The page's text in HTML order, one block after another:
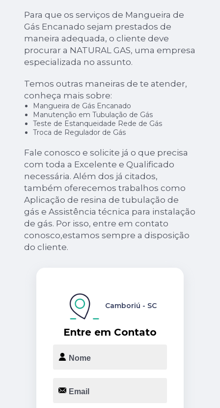
Para que os serviços de Mangueira de
Gás Encanado sejam prestados de
maneira adequada, o cliente deve
procurar a NATURAL GAS, uma empresa
especializada no assunto.
Temos outras maneiras de te atender,
conheça mais sobre:
Mangueira de Gás Encanado
Manutenção em Tubulação de Gás
Teste de Estanqueidade Rede de Gás
Troca de Regulador de Gás
Fale conosco e solicite já o que precisa
com toda a Excelente e Qualificado
necessária. Além dos já citados,
também oferecemos trabalhos como
Aplicação de resina de tubulação de
gás e Assistência técnica para instalação
de gás. Por isso, entre em contato
conosco,estamos sempre a disposição
do cliente.
Entre em Contato
Camboriú - SC